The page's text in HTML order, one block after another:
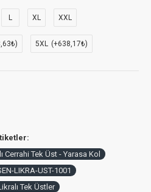
L XL XXL
5XL (+638,17₺)
Cerrahi Tek Üst - Yarasa Kol
LIKRA-UST-1001
Tek Üstler